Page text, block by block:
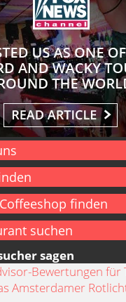
finden
suchen
sagen